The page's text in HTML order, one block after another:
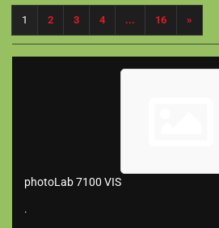
1 2 3 4 ... 16 »
photoLab 7100 VIS
.